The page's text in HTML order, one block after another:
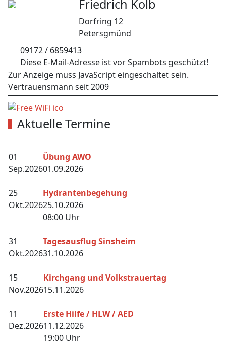
Friedrich Kolb
Dorfring 12
Petersgmünd
09172 / 6859413
Diese E-Mail-Adresse ist vor Spambots geschützt!
Zur Anzeige muss JavaScript eingeschaltet sein.
Vertrauensmann seit 2009
Aktuelle Termine
01
Sep.2026
Übung AWO
01.09.2026
25
Okt.2026
Hydrantenbegehung
25.10.2026
08:00 Uhr
31
Okt.2026
Tagesausflug Sinsheim
31.10.2026
15
Nov.2026
Kirchgang und Volkstrauertag
15.11.2026
11
Dez.2026
Erste Hilfe / HLW / AED
11.12.2026
19:00 Uhr